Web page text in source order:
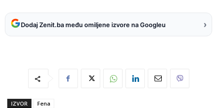
Dodaj Zenit.ba među omiljene izvore na Googleu ›
IZVOR
Fena